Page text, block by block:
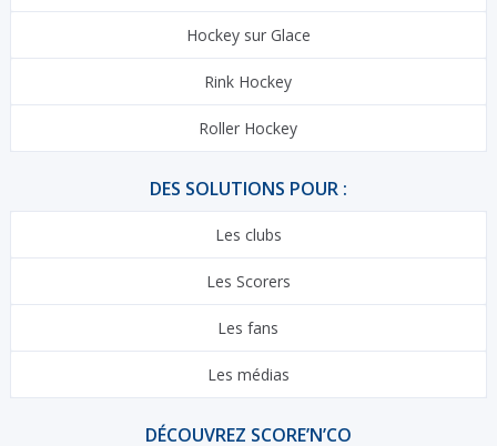
Hockey sur Glace
Rink Hockey
Roller Hockey
DES SOLUTIONS POUR :
Les clubs
Les Scorers
Les fans
Les médias
DÉCOUVREZ SCORE’N’CO